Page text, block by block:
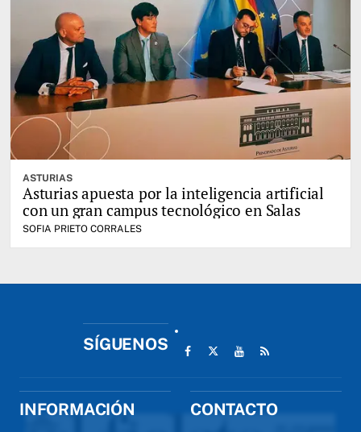
ASTURIAS
Asturias apuesta por la inteligencia artificial
con un gran campus tecnológico en Salas
SOFIA PRIETO CORRALES
SÍGUENOS
INFORMACIÓN CONTACTO